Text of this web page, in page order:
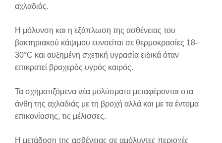
αχλαδιάς.
Η μόλυνση και η εξάπλωση της ασθένειας του
βακτηριακού κάψιμου ευνοείται σε θερμοκρασίες 18-
30°C και αυξημένη σχετική υγρασία ειδικά όταν
επικρατεί βροχερός υγρός καιρός.
Τα σχηματιζόμενα νέα μολύσματα μεταφέρονται στα
άνθη της αχλαδιάς με τη βροχή αλλά και με τα έντομα
επικονίασης, τις μέλισσες.
Η μετάδοση της ασθένειας σε αμόλυντες περιοχές